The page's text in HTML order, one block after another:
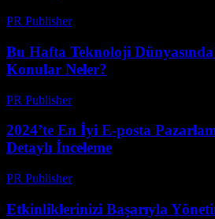
PR Publisher-
Bu Hafta Teknoloji
Konular Neler?
PR Publisher-
2024’te En İyi E-posta
Detaylı İnceleme
PR Publisher-
Etkinliklerinizi Başarıyla